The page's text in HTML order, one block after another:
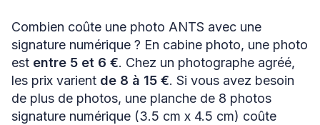
Combien coûte une photo ANTS avec une
signature numérique ? En cabine photo, une photo
est entre 5 et 6 €. Chez un photographe agréé,
les prix varient de 8 à 15 €. Si vous avez besoin
de plus de photos, une planche de 8 photos
signature numérique (3.5 cm x 4.5 cm) coûte